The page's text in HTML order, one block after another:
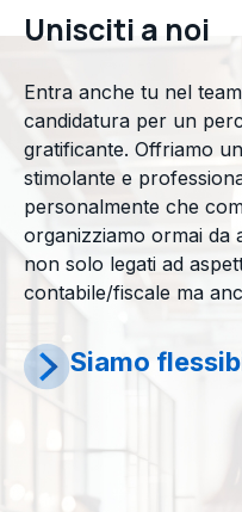
Unisciti a noi
Entra anche tu nel
candidatura per un
gratificante. Offriamo
stimolante e
personalmente che
organizziamo ormai da
non solo legati ad
contabile/fiscale ma
Siamo